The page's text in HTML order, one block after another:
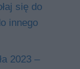
się do
innego
2023 –